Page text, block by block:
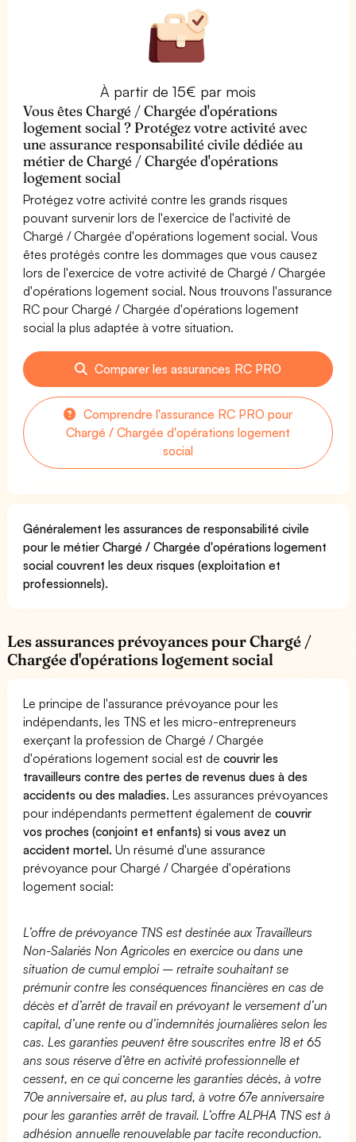
À partir de 15€ par mois
Vous êtes Chargé / Chargée d'opérations
logement social ? Protégez votre activité avec
une assurance responsabilité civile dédiée au
métier de Chargé / Chargée d'opérations
logement social
Protégez votre activité contre les grands risques
pouvant survenir lors de l'exercice de l'activité de
Chargé / Chargée d'opérations logement social. Vous
êtes protégés contre les dommages que vous causez
lors de l'exercice de votre activité de Chargé / Chargée
d'opérations logement social. Nous trouvons l'assurance
RC pour Chargé / Chargée d'opérations logement
social la plus adaptée à votre situation.
Comparer les assurances RC PRO
Comprendre l'assurance RC PRO pour
Chargé / Chargée d'opérations logement
social
Généralement les assurances de responsabilité civile
pour le métier Chargé / Chargée d'opérations logement
social couvrent les deux risques (exploitation et
professionnels).
Les assurances prévoyances pour Chargé /
Chargée d'opérations logement social
Le principe de l'assurance prévoyance pour les
indépendants, les TNS et les micro-entrepreneurs
exerçant la profession de Chargé / Chargée
d'opérations logement social est decouvrir les
travailleurs contre des pertes de revenus dues à des
accidents ou des maladies. Les assurances prévoyances
pour indépendants permettent également decouvrir
vos proches (conjoint et enfants) si vous avez un
accident mortel. Un résumé d'une assurance
prévoyance pour Chargé / Chargée d'opérations
logement social:
L’offre de prévoyance TNS est destinée aux Travailleurs
Non-Salariés Non Agricoles en exercice ou dans une
situation de cumul emploi – retraite souhaitant se
prémunir contre les conséquences financières en cas de
décès et d’arrêt de travail en prévoyant le versement d’un
capital, d’une rente ou d’indemnités journalières selon les
cas. Les garanties peuvent être souscrites entre 18 et 65
ans sous réserve d’être en activité professionnelle et
cessent, en ce qui concerne les garanties décès, à votre
70e anniversaire et, au plus tard, à votre 67e anniversaire
pour les garanties arrêt de travail. L’offre ALPHA TNS est à
adhésion annuelle renouvelable par tacite reconduction.